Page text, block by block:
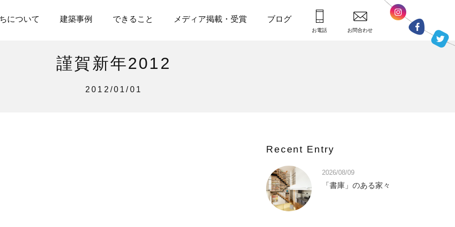
について 建築事例 できること メディア掲載・受賞 ブログ
お電話 お問合わせ
謹賀新年2012
2012/01/01
Recent Entry
2026/08/09
「書庫」のある家々